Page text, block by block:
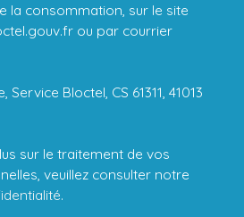
la consommation, sur le site
ou par courrier
Bloctel, CS 61311, 41013
sur le traitement de vos
veuillez consulter notre
.